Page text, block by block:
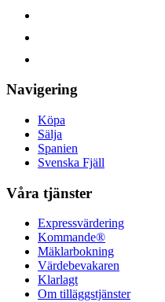
Navigering
Köpa
Sälja
Spanien
Svenska Fjäll
Våra tjänster
Expressvärdering
Kommande®
Mäklarbokning
Värdebevakaren
Klarlagt
Om tilläggstjänster